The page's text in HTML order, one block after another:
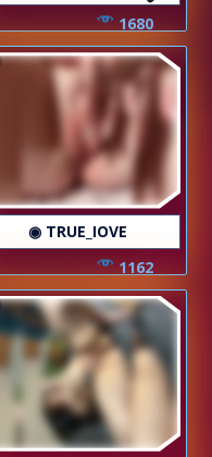
1680
◉ TRUE_IOVE
1162